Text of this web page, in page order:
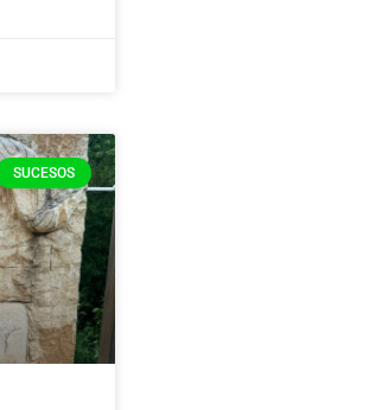
SUCESOS